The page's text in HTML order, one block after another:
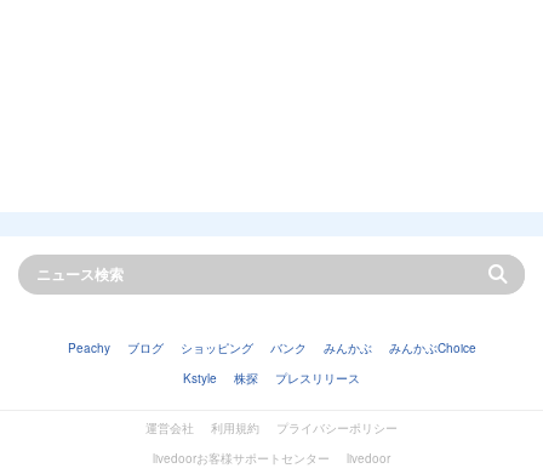
Peachy ブログ ショッピング バンク みんかぶ
みんかぶChoice
Kstyle
株探 プレスリリース
運営会社 利用規約
プライバシーポリシー
livedoorお客様サポートセンター
livedoor